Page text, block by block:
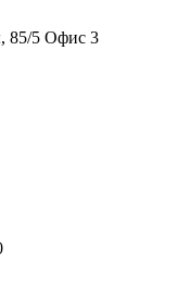
85/5 Офис 3